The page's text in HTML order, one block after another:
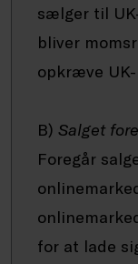
sælger til
bliver
opkræve
B) Salget
Foregår
for at lade